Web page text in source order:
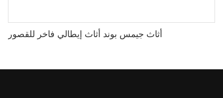
أثاث جيمس بوند أثاث إيطالي فاخر للقصور